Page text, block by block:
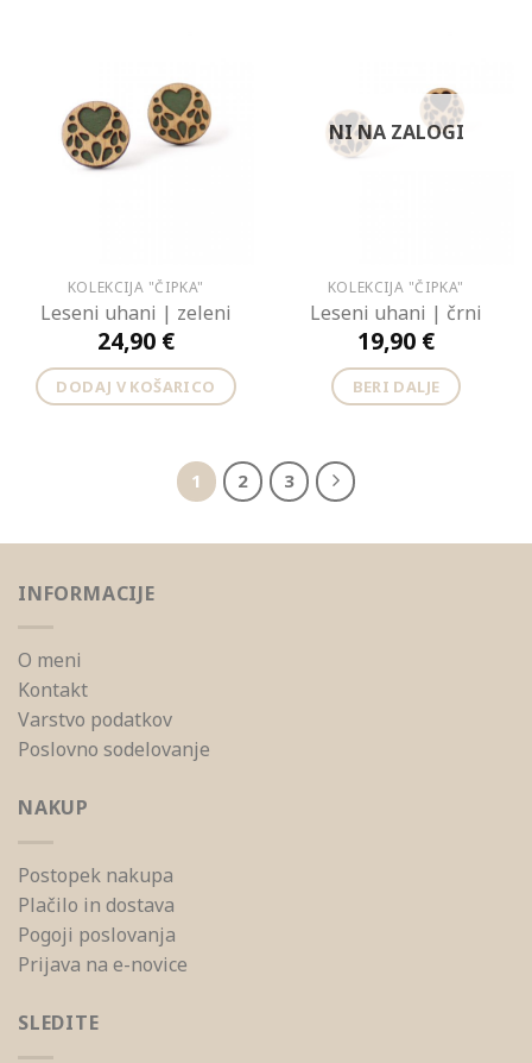
KOLEKCIJA "ČIPKA"
Leseni uhani | zeleni
24,90 €
DODAJ V KOŠARICO
NI NA ZALOGI
KOLEKCIJA "ČIPKA"
Leseni uhani | črni
19,90 €
BERI DALJE
1 2 3
INFORMACIJE
O meni
Kontakt
Varstvo podatkov
Poslovno sodelovanje
NAKUP
Postopek nakupa
Plačilo in dostava
Pogoji poslovanja
Prijava na e-novice
SLEDITE